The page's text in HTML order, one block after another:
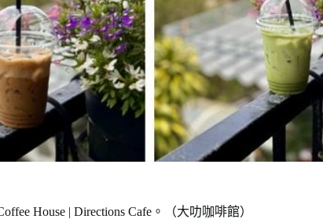
House | Directions Cafe。（大叻咖啡館）